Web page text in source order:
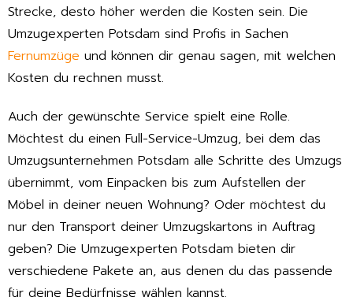
Strecke, desto höher werden die Kosten sein. Die
Umzugexperten Potsdam sind Profis in Sachen
Fernumzüge und können dir genau sagen, mit welchen
Kosten du rechnen musst.
Auch der gewünschte Service spielt eine Rolle.
Möchtest du einen Full-Service-Umzug, bei dem das
Umzugsunternehmen Potsdam alle Schritte des Umzugs
übernimmt, vom Einpacken bis zum Aufstellen der
Möbel in deiner neuen Wohnung? Oder möchtest du
nur den Transport deiner Umzugskartons in Auftrag
geben? Die Umzugexperten Potsdam bieten dir
verschiedene Pakete an, aus denen du das passende
für deine Bedürfnisse wählen kannst.